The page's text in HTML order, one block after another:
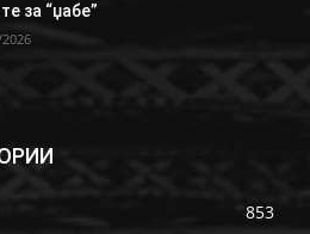
за “џабе”
853